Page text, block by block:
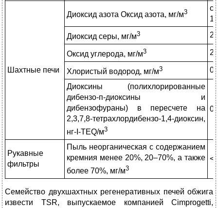
Шахтные печи
Диоксид азота Оксид азота, мг/м3
Диоксид серы, мг/м3
Оксид углерода, мг/м3
Хлористый водород, мг/м3
Диоксины (полихлорированные
дибензо-п-диоксины и
дибензофураны) в пересчете на
2,3,7,8-тетрахлордибензо-1,4-диоксин,
нг-I-TEQ/м3
Рукавные
фильтры
Пыль неорганическая с содержанием
кремния менее 20%, 20–70%, а также
более 70%, мг/м3
Семейство двухшахтных регенеративных печей обжига
извести TSR, выпускаемое компанией Cimprogetti,